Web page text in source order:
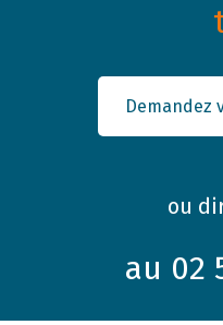
Demandez
ou
au 02